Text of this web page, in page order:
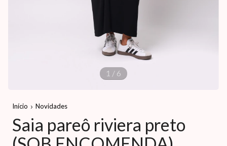
1 / 6
Início Novidades
Saia pareô riviera preto